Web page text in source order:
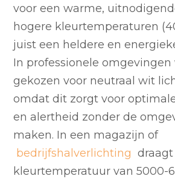
voor een warme,
hogere kleurtemperaturen
juist een heldere en
In professionele
gekozen voor neutraal wit
omdat dit zorgt voor
en alertheid zonder de
maken. In een magazijn of
bedrijfshalverlichting
kleurtemperatuur van 5000-